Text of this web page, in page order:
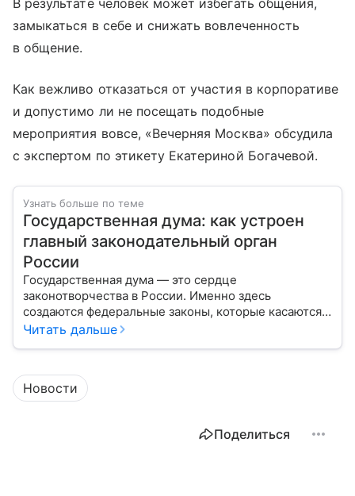
В результате человек может избегать общения,
замыкаться в себе и снижать вовлеченность
в общение.
Как вежливо отказаться от участия в корпоративе
и допустимо ли не посещать подобные
мероприятия вовсе, «Вечерняя Москва» обсудила
с экспертом по этикету Екатериной Богачевой.
Узнать больше по теме
Государственная дума: как устроен
главный законодательный орган
России
Государственная дума — это сердце
законотворчества в России. Именно здесь
создаются федеральные законы, которые касаются
жизни каждого гражданина: от образования и
Читать дальше
Новости
Поделиться